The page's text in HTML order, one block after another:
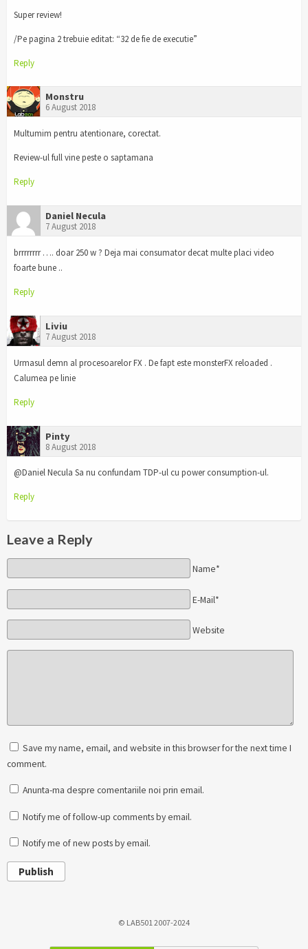
Super review!
/Pe pagina 2 trebuie editat: “32 de fie de executie”
Reply
Monstru
6 August 2018
Multumim pentru atentionare, corectat.
Review-ul full vine peste o saptamana
Reply
Daniel Necula
7 August 2018
brrrrrrrr …. doar 250 w ? Deja mai consumator decat multe placi video
foarte bune ..
Reply
Liviu
7 August 2018
Urmasul demn al procesoarelor FX . De fapt este monsterFX reloaded .
Calumea pe linie
Reply
Pinty
8 August 2018
@Daniel Necula Sa nu confundam TDP-ul cu power consumption-ul.
Reply
Leave a Reply
Name*
E-Mail*
Website
Save my name, email, and website in this browser for the next time I
comment.
Anunta-ma despre comentariile noi prin email.
Notify me of follow-up comments by email.
Notify me of new posts by email.
Publish
© LAB501 2007-2024